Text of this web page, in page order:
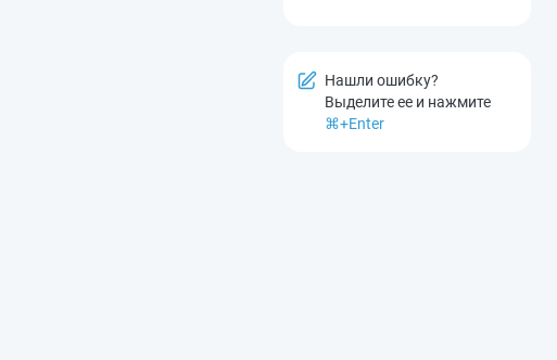
Нашли ошибку?
Выделите ее и нажмите
⌘+Enter